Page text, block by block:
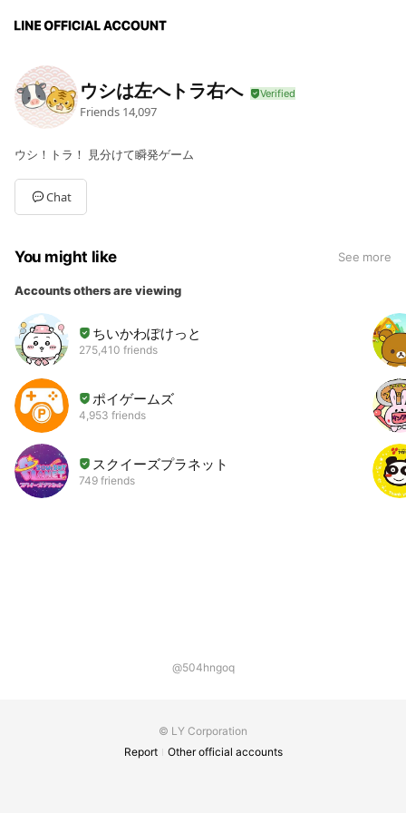
ウシは左へトラ右へ
Friends 14,097
ウシ！トラ！ 見分けて瞬発ゲーム
Chat
You might like See more
Accounts others are viewing
ちいかわぽけっと
275,410 friends
ポイゲームズ
4,953 friends
スクイーズプラネット
749 friends
@504hngoq
© LY Corporation
Report
Other official accounts